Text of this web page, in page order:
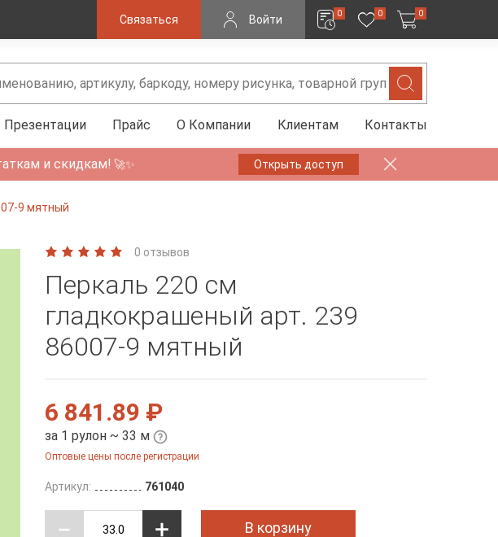
Связаться Войти 0 0 0
Презентации Прайс О Компании Клиентам Контакты
и скидкам! 🚀✨ Открыть доступ
9 мятный
0 отзывов
Перкаль 220 см
гладкокрашеный арт. 239
86007-9 мятный
6 841.89 ₽
за 1 рулон ~ 33 м
Оптовые цены после регистрации
Артикул: 761040
В корзину